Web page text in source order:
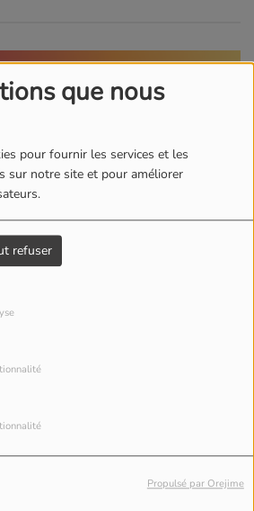
que nous
pour fournir les services et les
sur notre site et pour améliorer
refuser
Propulsé par Orejime
TÉLÉCHARGER LE PODCAST